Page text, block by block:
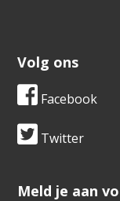
Volg ons
Facebook
Twitter
​​​​​​​Meld je aan